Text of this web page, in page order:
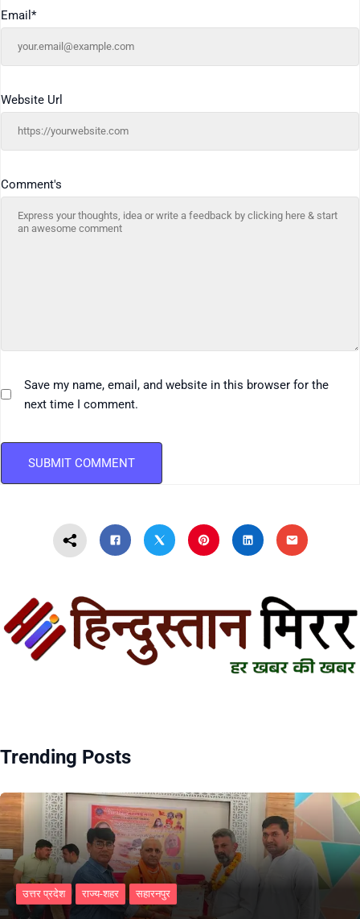
Comment's
Email *
Website Url
Save my name, email, and website in this browser for the
next time I comment.
Trending Posts
उत्तर प्रदेश राज्य-शहर सहारनपुर